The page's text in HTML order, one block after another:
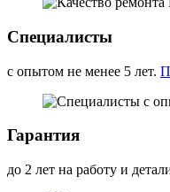
Специалисты
с опытом не менее 5 лет.
Гарантия
до 2 лет на работу и